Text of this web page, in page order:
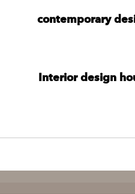
contemporary
Interior design